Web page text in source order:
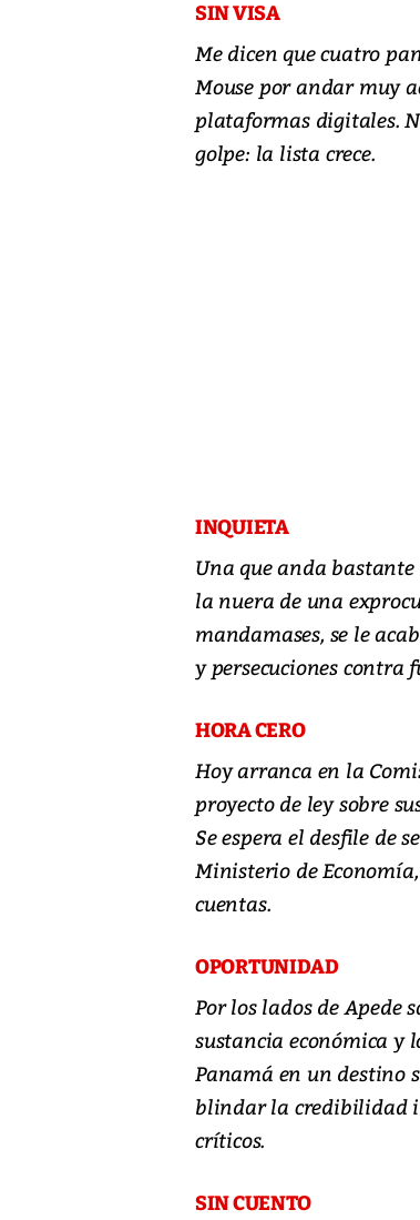
SIN VISA
Me dicen que cuatro
Mouse por andar muy
plataformas digitales.
golpe: la lista crece.
INQUIETA
Una que anda
la nuera de una
mandamases, se le
y persecuciones contra
HORA CERO
Hoy arranca en la
proyecto de ley sobre
Se espera el desfile de
Ministerio de
cuentas.
OPORTUNIDAD
Por los lados de Apede
sustancia económica y
Panamá en un destino
blindar la credibilidad
críticos.
SIN CUENTO